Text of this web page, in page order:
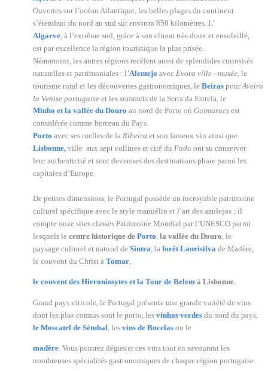
Ouvertes sur l’océan Atlantique, les belles plages du continent
s’étendent du nord au sud sur environ 850 kilomètres. L’
Algarve , à l’extrême sud, grâce à son climat très doux et ensoleillé,
est par excellence la région touristique la plus prisée.
Néanmoins, les autres régions recèlent aussi de splendides curiosités
naturelles et patrimoniales : l’Alentejo avec Evora ville –musée , le
tourisme rural et les découvertes gastronomiques, le Beiras pourAveiro
la Venise portugaise et les sommets de la Serra da Estrela, le
Minho et la vallée du Douro au nord de Porto où Guimaraes est
considérée comme berceau du Pays.
Porto avec ses ruelles de la Ribeira et son fameux vin ainsi que
Lisbonne, ville aux sept collines et cité du Fado ont su conserver
leur authenticité et sont devenues des destinations phare parmi les
capitales d’Europe.
De petites dimensions, le Portugal possède un incroyable patrimoine
culturel spécifique avec le style manuélin et l’art des azulejos ; il
compte onze sites classés Patrimoine Mondial par l’UNESCO parmi
lesquels le centre historique de Porto la vallée du Douro , le
paysage culturel et naturel de Sintra , la forêt Laurisilva de Madère,
le couvent du Christ à Tomar
le couvent des Hieronimytes et la Tour de Belem à Lisbonne.
Grand pays viticole, le Portugal présente une grande variété de vins
dont les plus connus sont le porto, les vinhos verdes du nord du pays,
le Moscatel de Sétubal , les vins de Bucelas ou le
madère . Vous pourrez déguster ces vins tout en savourant les
nombreuses spécialités gastronomiques de chaque région portugaise.